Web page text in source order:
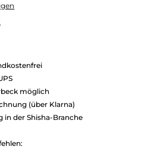
möglich
(über Klarna)
in der Shisha-Branche